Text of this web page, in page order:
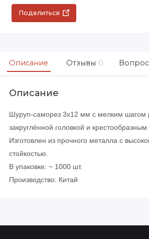
Поделиться
Описание Отзывы 0
Описание
Шуруп-саморез 3х12 мм с мелким шагом
закруглённой головкой и
Изготовлен из прочного металла с
стойкостью.
В упаковке: ~ 1000 шт.
Производство: Китай